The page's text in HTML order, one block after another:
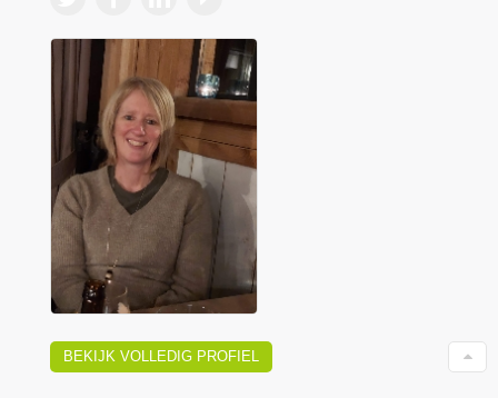
BEKIJK VOLLEDIG PROFIEL